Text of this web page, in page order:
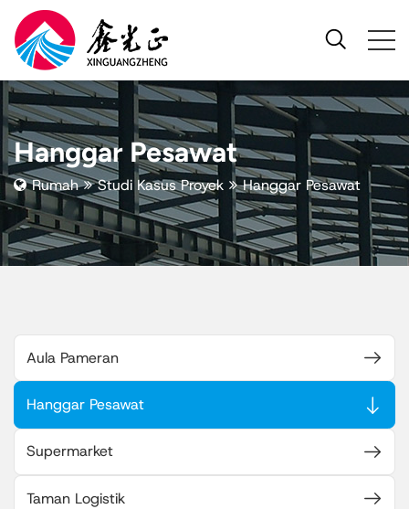
Hanggar Pesawat
Rumah Studi Kasus Proyek Hanggar Pesawat
Aula Pameran
Hanggar Pesawat
Supermarket
Taman Logistik